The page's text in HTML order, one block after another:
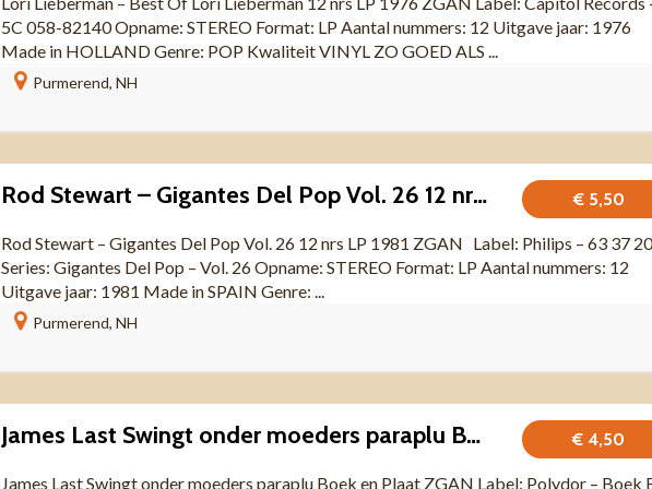
5C 058-82140 Opname: STEREO Format: LP Aantal nummers: 12 Uitgave jaar: 1976
Made in HOLLAND Genre: POP Kwaliteit VINYL ZO GOED ALS ...
Purmerend, NH
€ 5,50
Rod Stewart – Gigantes Del Pop Vol. 26 12 nrs LP 1981 ZGAN
Rod Stewart – Gigantes Del Pop Vol. 26 12 nrs LP 1981 ZGAN Label: Philips – 63 37
Series: Gigantes Del Pop – Vol. 26 Opname: STEREO Format: LP Aantal nummers: 12
Uitgave jaar: 1981 Made in SPAIN Genre: ...
Purmerend, NH
€ 4,50
James Last Swingt onder moeders paraplu Boek en Plaat ZGAN
James Last Swingt onder moeders paraplu Boek en Plaat ZGAN Label: Polydor – Boek